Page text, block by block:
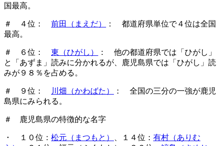
国最高。
＃ ４位： 前田（まえだ）
： 都道府県単位で４位は全国
最高。
＃ ６位： 東（ひがし）
： 他の都道府県では「ひがし」
と「あずま」読みに分かれるが、鹿児島県では「ひがし」読
みが９８％を占める。
＃ ９位： 川畑（かわばた）
： 全国の三分の一強が鹿児
島県にみられる。
＃ 鹿児島県の特徴的な名字
・ １０位： 松元（まつもと） 、１４位： 有村（ありむ